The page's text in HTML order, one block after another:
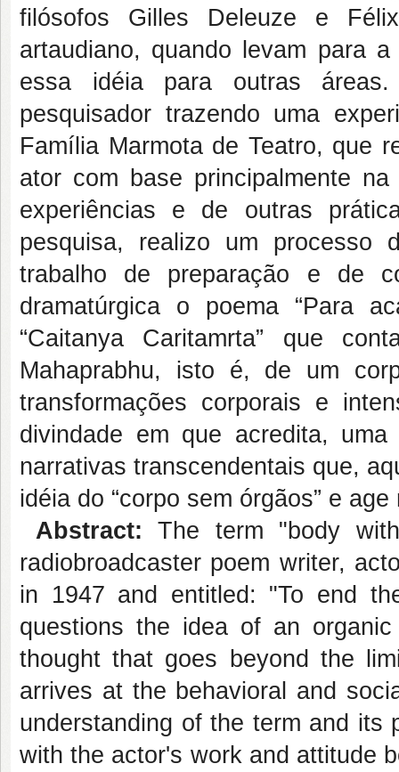
filósofos Gilles Deleuze e
artaudiano, quando levam para
essa idéia para outras
pesquisador trazendo uma
Família Marmota de Teatro, que
ator com base principalmente
experiências e de outras
pesquisa, realizo um
trabalho de preparação e de
dramatúrgica o poema “Para
“Caitanya Caritamrta” que
Mahaprabhu, isto é, de um
transformações corporais e
divindade em que acredita,
narrativas transcendentais que,
idéia do “corpo sem órgãos” e
Abstract: The term "body
radiobroadcaster poem writer,
in 1947 and entitled: "To end
questions the idea of an
thought that goes beyond the
arrives at the behavioral and
understanding of the term and its
with the actor's work and attitude